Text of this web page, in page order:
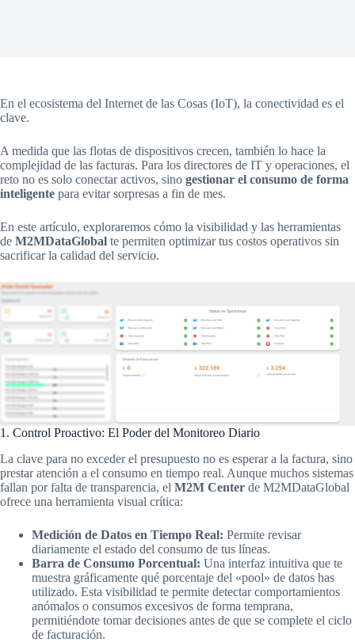
En el ecosistema del Internet de las Cosas (IoT), la conectividad es el
clave.
A medida que las flotas de dispositivos crecen, también lo hace la
complejidad de las facturas. Para los directores de IT y operaciones, el
reto no es solo conectar activos, sino gestionar el consumo de forma
inteligente para evitar sorpresas a fin de mes.
En este artículo, exploraremos cómo la visibilidad y las herramientas
de M2MDataGlobal te permiten optimizar tus costos operativos sin
sacrificar la calidad del servicio.
1. Control Proactivo: El Poder del Monitoreo Diario
La clave para no exceder el presupuesto no es esperar a la factura, sino
prestar atención a el consumo en tiempo real. Aunque muchos sistemas
fallan por falta de transparencia, el M2M Center de M2MDataGlobal
ofrece una herramienta visual crítica:
Medición de Datos en Tiempo Real: Permite revisar
diariamente el estado del consumo de tus líneas.
Barra de Consumo Porcentual: Una interfaz intuitiva que te
muestra gráficamente qué porcentaje del «pool» de datos has
utilizado. Esta visibilidad te permite detectar comportamientos
anómalos o consumos excesivos de forma temprana,
permitiéndote tomar decisiones antes de que se complete el ciclo
de facturación.